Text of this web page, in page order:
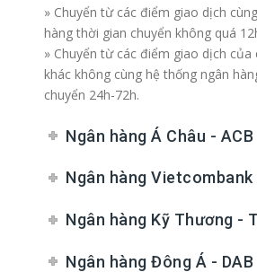
» Chuyển từ các điểm giao dịch
hàng thời gian chuyển không quá
» Chuyển từ các điểm giao dịch của
khác không cùng hệ thống ngân
chuyển 24h-72h.
Ngân hàng Á Châu - ACB
Ngân hàng Vietcombank
Ngân hàng Kỹ Thương -
Ngân hàng Đông Á - DAB